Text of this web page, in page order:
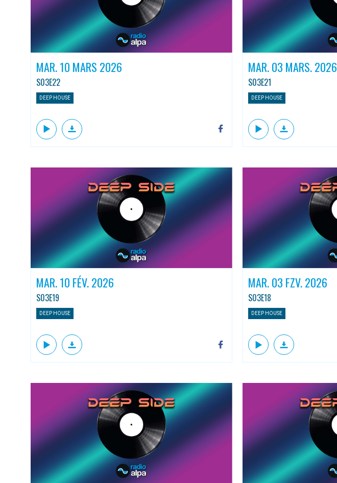
MAR. 10 MARS 2026
S03E22
DEEP HOUSE
MAR. 03 MARS. 2026
S03E21
DEEP HOUSE
MAR. 10 FÉV. 2026
S03E19
DEEP HOUSE
MAR. 03 FZV. 2026
S03E18
DEEP HOUSE